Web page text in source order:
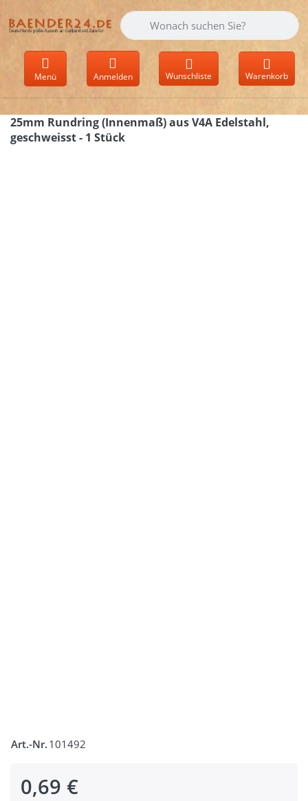
Geben Sie einen Suchbegriff ein.
Menü Anmelden Wunschliste Warenkorb
25mm Rundring (Innenmaß) aus V4A Edelstahl,
geschweisst - 1 Stück
Art.-Nr. 101492
0,69 €